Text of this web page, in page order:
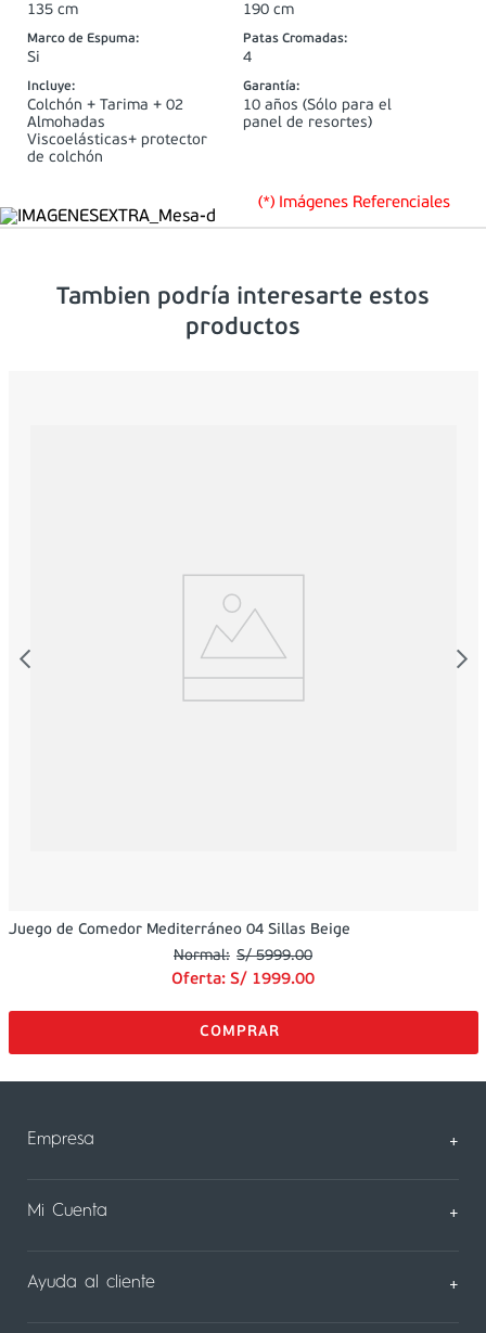
135 cm 190 cm
Marco de Espuma:
Si
Patas Cromadas:
4
Incluye:
Colchón + Tarima + 02
Almohadas
Viscoelásticas+ protector
de colchón
Garantía:
10 años (Sólo para el
panel de resortes)
(*) Imágenes Referenciales
Tambien podría interesarte estos
productos
Juego de Comedor Mediterráneo 04 Sillas Beige
S/ 5999.00
Oferta: S/ 1999.00
Empresa +
Sobre Nosotros
Mi Cuenta +
Mi Perfil
Ayuda al cliente +